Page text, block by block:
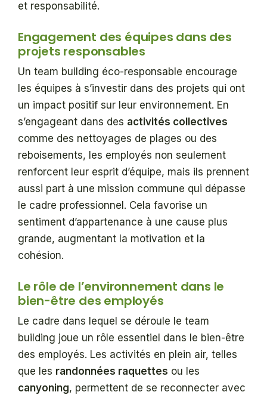
et responsabilité.
Engagement des équipes dans des
projets responsables
Un team building éco-responsable encourage
les équipes à s’investir dans des projets qui ont
un impact positif sur leur environnement. En
s’engageant dans des activités collectives
comme des nettoyages de plages ou des
reboisements, les employés non seulement
renforcent leur esprit d’équipe, mais ils prennent
aussi part à une mission commune qui dépasse
le cadre professionnel. Cela favorise un
sentiment d’appartenance à une cause plus
grande, augmentant la motivation et la
cohésion.
Le rôle de l’environnement dans le
bien-être des employés
Le cadre dans lequel se déroule le team
building joue un rôle essentiel dans le bien-être
des employés. Les activités en plein air, telles
que les randonnées raquettes ou les
canyoning, permettent de se reconnecter avec